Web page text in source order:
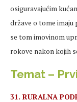
osiguravajućim
države o tome
se tom imovinom
rokove nakon kojih
Temat –
31. RURALNA